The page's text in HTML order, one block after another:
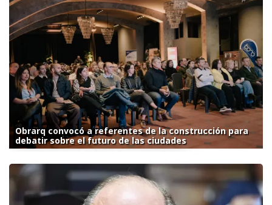
Obrarq convocó a referentes de la construcción para
debatir sobre el futuro de las ciudades